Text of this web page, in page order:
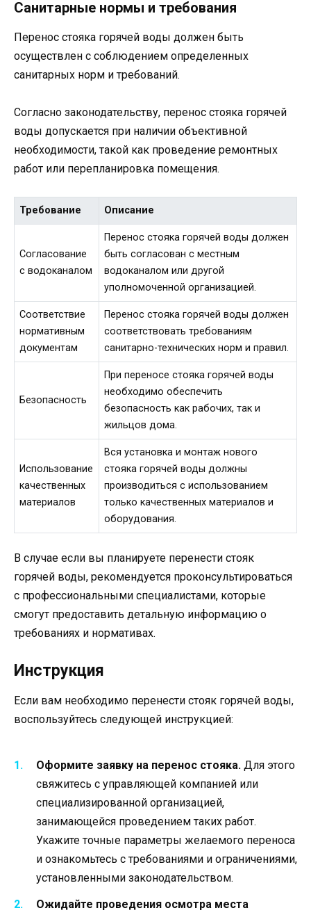
Санитарные нормы и требования
Перенос стояка горячей воды должен быть
осуществлен с соблюдением определенных
санитарных норм и требований.
Согласно законодательству, перенос стояка горячей
воды допускается при наличии объективной
необходимости, такой как проведение ремонтных
работ или перепланировка помещения.
Требование Описание
Согласование
с водоканалом
Перенос стояка горячей воды должен
быть согласован с местным
водоканалом или другой
уполномоченной организацией.
Соответствие
нормативным
документам
Перенос стояка горячей воды должен
соответствовать требованиям
санитарно-технических норм и правил.
Безопасность
При переносе стояка горячей воды
необходимо обеспечить
безопасность как рабочих, так и
жильцов дома.
Использование
качественных
материалов
Вся установка и монтаж нового
стояка горячей воды должны
производиться с использованием
только качественных материалов и
оборудования.
В случае если вы планируете перенести стояк
горячей воды, рекомендуется проконсультироваться
с профессиональными специалистами, которые
смогут предоставить детальную информацию о
требованиях и нормативах.
Инструкция
Если вам необходимо перенести стояк горячей воды,
воспользуйтесь следующей инструкцией:
Оформите заявку на перенос стояка. Для этого
свяжитесь с управляющей компанией или
специализированной организацией,
занимающейся проведением таких работ.
Укажите точные параметры желаемого переноса
и ознакомьтесь с требованиями и ограничениями,
установленными законодательством.
Ожидайте проведения осмотра места